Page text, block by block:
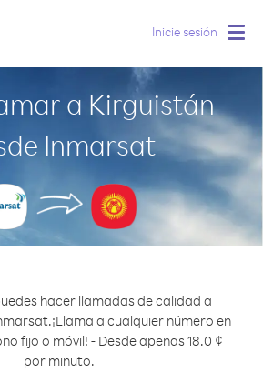
Inicie sesión
a Kirguistán
Inmarsat
hacer llamadas de calidad a
¡Llama a cualquier número en
fijo o móvil! - Desde apenas 18.0 ¢
por minuto.